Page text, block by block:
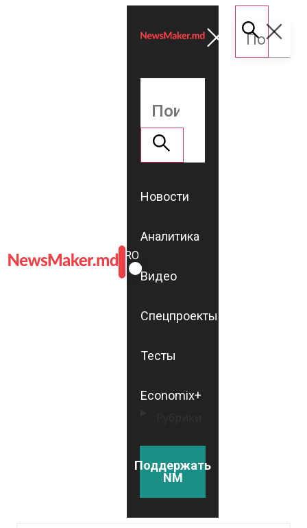
ROMÂNĂ
RU
Новости
Аналитика
Видео
Спецпроекты
Тесты
Economix+
Поддержать
NM